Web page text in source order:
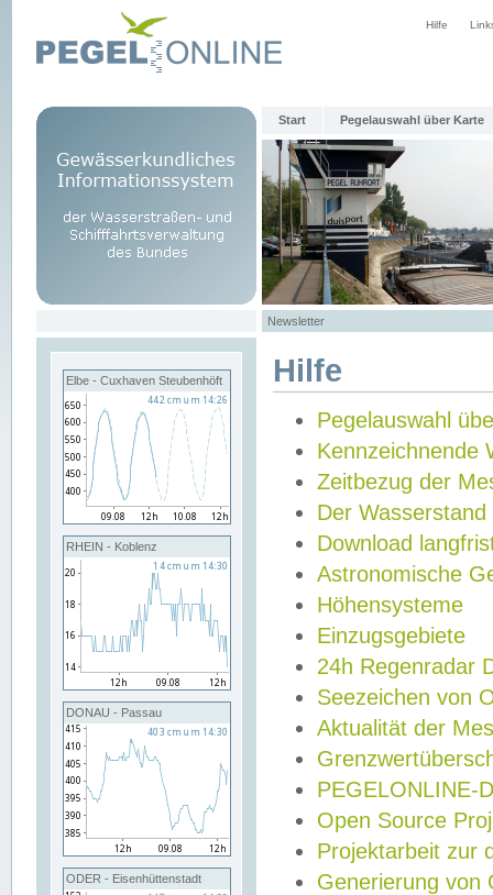
Hilfe
Start Pegelauswahl über Karte
Newsletter
Elbe - Cuxhaven Steubenhöft
RHEIN - Koblenz
DONAU - Passau
ODER - Eisenhüttenstadt
Hilfe
Pegelauswahl
Kennzeichnende
Zeitbezug der
Der Wasserstand
Download
Astronomische
Höhensysteme
Einzugsgebiete
24h Regenradar
Seezeichen von
Aktualität der
PEGELONLINE-
Open Source
Projektarbeit zur
Generierung von